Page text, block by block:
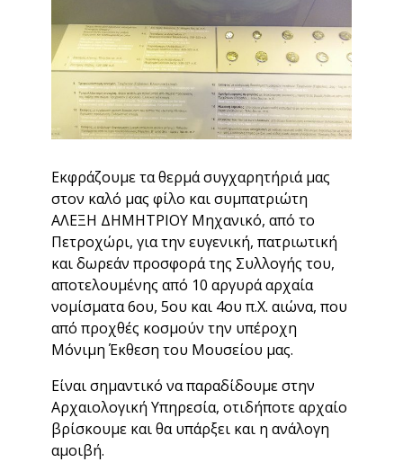
Εκφράζουμε τα θερμά συγχαρητήριά μας
στον καλό μας φίλο και συμπατριώτη
ΑΛΕΞΗ ΔΗΜΗΤΡΙΟΥ Μηχανικό, από το
Πετροχώρι, για την ευγενική, πατριωτική
και δωρεάν προσφορά της Συλλογής του,
αποτελουμένης από 10 αργυρά αρχαία
νομίσματα 6ου, 5ου και 4ου π.Χ. αιώνα, που
από προχθές κοσμούν την υπέροχη
Μόνιμη Έκθεση του Μουσείου μας.
Είναι σημαντικό να παραδίδουμε στην
Αρχαιολογική Υπηρεσία, οτιδήποτε αρχαίο
βρίσκουμε και θα υπάρξει και η ανάλογη
αμοιβή.